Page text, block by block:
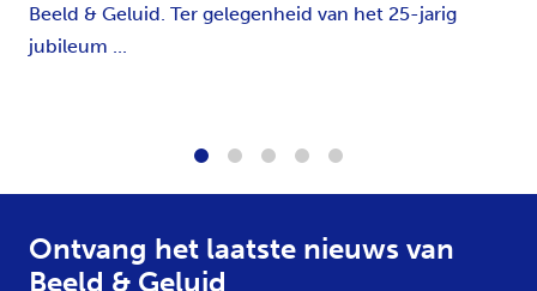
Beeld & Geluid. Ter gelegenheid van het 25-jarig
jubileum ...
Ontvang het laatste nieuws van
Beeld & Geluid